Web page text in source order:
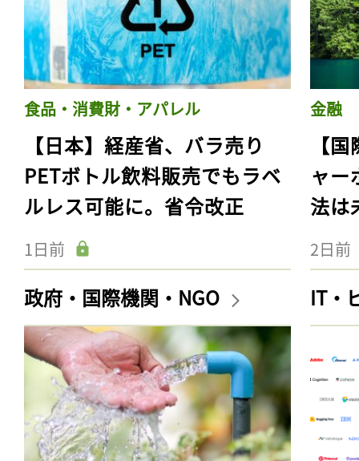
食品・消費財・アパレル
【日本】経産省、バラ売り
PETボトル飲料販売でもラベ
ルレス可能に。省令改正
1日前
金融
【
ャー
法は
2日前
政府・国際機関・NGO IT・